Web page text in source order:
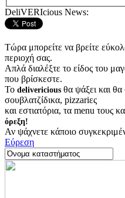
DeliVERIcious News:
Τώρα μπορείτε να βρείτε
περιοχή σας.
Απλά διαλέξτε το είδος του
που βρίσκεστε.
Το delivericious θα ψάξει και θα
σουβλατζίδικα, pizzariες
και εστιατόρια, τα menu τους
όρεξη!
Αν ψάχνετε κάποιο
Εύρεση